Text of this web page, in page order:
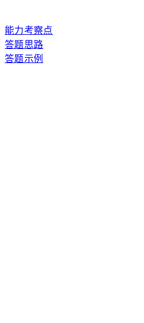
能力考察点
答题思路
答题示例